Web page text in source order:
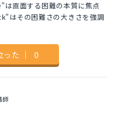
直面する困難の本質に焦点
はその困難さの大きさを強調
った ｜ 0
師